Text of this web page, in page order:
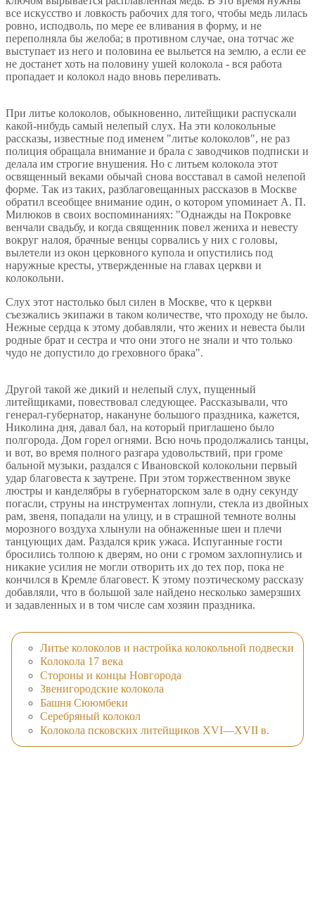
все искусство и ловкость рабочих для того, чтобы медь лилась
ровно, исподволь, по мере ее вливания в форму, и не
переполняла бы желоба; в противном случае, она тотчас же
выступает из него и половина ее выльется на землю, а если ее
не достанет хоть на половину ушей колокола - вся работа
пропадает и колокол надо вновь переливать.
При литье колоколов, обыкновенно, литейщики распускали
какой-нибудь самый нелепый слух. На эти колокольные
рассказы, известные под именем "литье колоколов", не раз
полиция обращала внимание и брала с заводчиков подписки и
делала им строгие внушения. Но с литьем колокола этот
освященный веками обычай снова восставал в самой нелепой
форме. Так из таких, разблаговещанных рассказов в Москве
обратил всеобщее внимание один, о котором упоминает А. П.
Милюков в своих воспоминаниях: "Однажды на Покровке
венчали свадьбу, и когда священник повел жениха и невесту
вокруг налоя, брачные венцы сорвались у них с головы,
вылетели из окон церковного купола и опустились под
наружные кресты, утвержденные на главах церкви и
колокольни.
Слух этот настолько был силен в Москве, что к церкви
съезжались экипажи в таком количестве, что проходу не было.
Нежные сердца к этому добавляли, что жених и невеста были
родные брат и сестра и что они этого не знали и что только
чудо не допустило до греховного брака".
Другой такой же дикий и нелепый слух, пущенный
литейщиками, повествовал следующее. Рассказывали, что
генерал-губернатор, накануне большого праздника, кажется,
Николина дня, давал бал, на который приглашено было
полгорода. Дом горел огнями. Всю ночь продолжались танцы,
и вот, во время полного разгара удовольствий, при громе
бальной музыки, раздался с Ивановской колокольни первый
удар благовеста к заутрене. При этом торжественном звуке
люстры и канделябры в губернаторском зале в одну секунду
погасли, струны на инструментах лопнули, стекла из двойных
рам, звеня, попадали на улицу, и в страшной темноте волны
морозного воздуха хлынули на обнаженные шеи и плечи
танцующих дам. Раздался крик ужаса. Испуганные гости
бросились толпою к дверям, но они с громом захлопнулись и
никакие усилия не могли отворить их до тех пор, пока не
кончился в Кремле благовест. К этому поэтическому рассказу
добавляли, что в большой зале найдено несколько замерзших
и задавленных и в том числе сам хозяин праздника.
Литье колоколов и настройка колокольной подвески
Колокола 17 века
Стороны и концы Новгорода
Звенигородские колокола
Башня Сююмбеки
Серебряный колокол
Колокола псковских литейщиков XVI—XVII в.